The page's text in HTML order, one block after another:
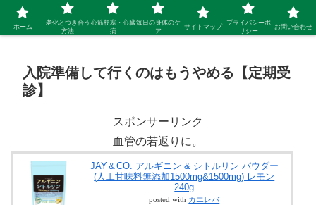
シニア 新しい人生を開拓するブログ
入院準備して行くのはもうやめる【定期受
診】
スポンサーリンク
血管の若返りに。
JAY＆CO. アルギニン & シトルリン パウダー
(人工甘味料無添加1500mg&1500mg) レモン
240g
posted with カエレバ
ホーム
老化とつき合う
方法
心筋梗塞・心臓
病
毎日の身体のケ
ア
サイトマップ
プライバシーポ
リシー
お問い合わせ